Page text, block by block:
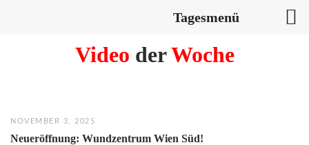
Video derWoche
NOVEMBER 3, 2025
Neueröffnung: Wundzentrum Wien Süd!
Tagesmenü